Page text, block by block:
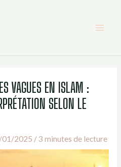
VAGUES EN ISLAM :
SELON LE
2025 /3 minutes de lecture